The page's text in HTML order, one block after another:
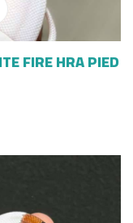
FIRE HRA PIED